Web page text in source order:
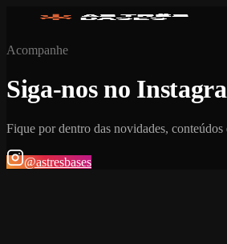
Acompanhe
Siga-nos no
Fique por dentro das novidades,
@astresbases